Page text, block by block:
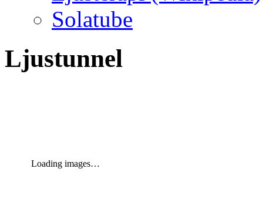
Solatube
Ljustunnel
Loading images…